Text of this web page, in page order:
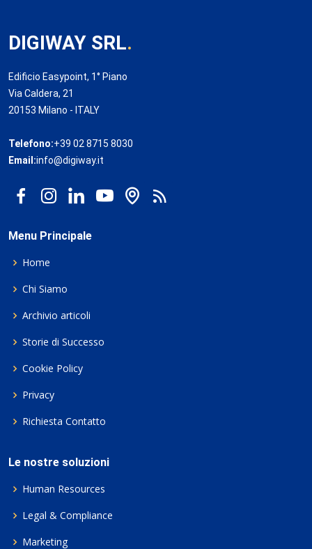
DIGIWAY SRL.
Edificio Easypoint, 1° Piano
Via Caldera, 21
20153 Milano - ITALY
Telefono:+39 02 8715 8030
Email:info@digiway.it
Menu Principale
Home
Chi Siamo
Archivio articoli
Storie di Successo
Cookie Policy
Privacy
Richiesta Contatto
Le nostre soluzioni
Human Resources
Legal & Compliance
Marketing